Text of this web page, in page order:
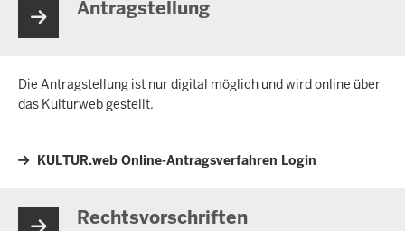
Antragstellung
Die Antragstellung ist nur digital möglich und wird online über
das Kulturweb gestellt.
KULTUR.web Online-Antragsverfahren Login
Rechtsvorschriften